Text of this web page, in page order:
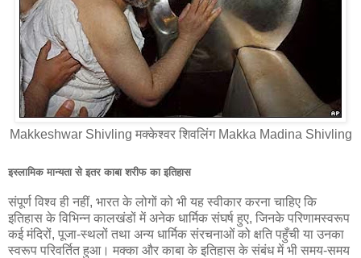
Makkeshwar Shivling मक्केश्वर शिवलिंग Makka Madina Shivling
इस्लामिक मान्यता से इतर काबा शरीफ का इतिहास
संपूर्ण विश्व ही नहीं, भारत के लोगों को भी यह स्वीकार करना चाहिए कि
इतिहास के विभिन्न कालखंडों में अनेक धार्मिक संघर्ष हुए, जिनके परिणामस्वरूप
कई मंदिरों, पूजा-स्थलों तथा अन्य धार्मिक संरचनाओं को क्षति पहुँची या उनका
स्वरूप परिवर्तित हुआ। मक्का और काबा के इतिहास के संबंध में भी समय-समय